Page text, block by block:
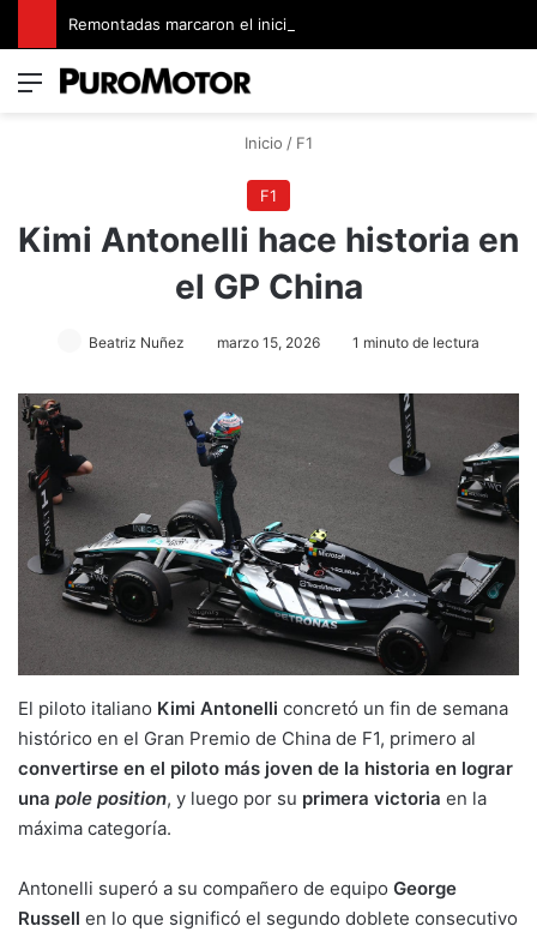
Menú
Inicio / F1
F1
Kimi Antonelli hace historia en
el GP China
Beatriz Nuñez marzo 15, 2026 1 minuto de lectura
El piloto italiano Kimi Antonelli concretó un fin de semana
histórico en el Gran Premio de China de F1, primero al
convertirse en el piloto más joven de la historia en lograr
una pole position, y luego por su primera victoria en la
máxima categoría.
Antonelli superó a su compañero de equipo George
Russell en lo que significó el segundo doblete consecutivo